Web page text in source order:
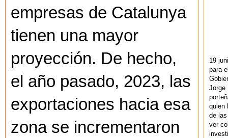
empresas de Catalunya
tienen una mayor
proyección. De hecho,
el año pasado, 2023, las
exportaciones hacia esa
zona se incrementaron
19
para
Jorge
quien
de
ver